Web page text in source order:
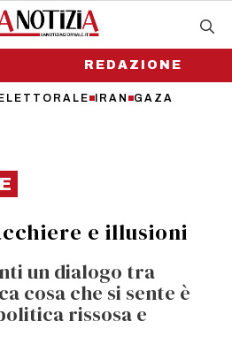
IRAN GAZA
REDAZIONE
e illusioni
un dialogo tra
cosa che si sente è
rissosa e